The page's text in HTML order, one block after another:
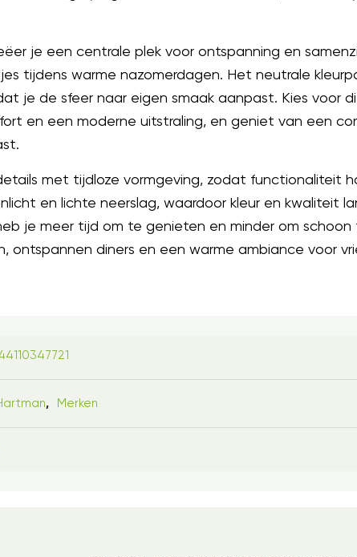
je een centrale plek voor ontspanning en
tijdens warme nazomerdagen. Het neutrale
je de sfeer naar eigen smaak aanpast. Kies voor
en een moderne uitstraling, en geniet van een
met tijdloze vormgeving, zodat functionaliteit
en lichte neerslag, waardoor kleur en kwaliteit
je meer tijd om te genieten en minder om
ontspannen diners en een warme ambiance voor
, Merken